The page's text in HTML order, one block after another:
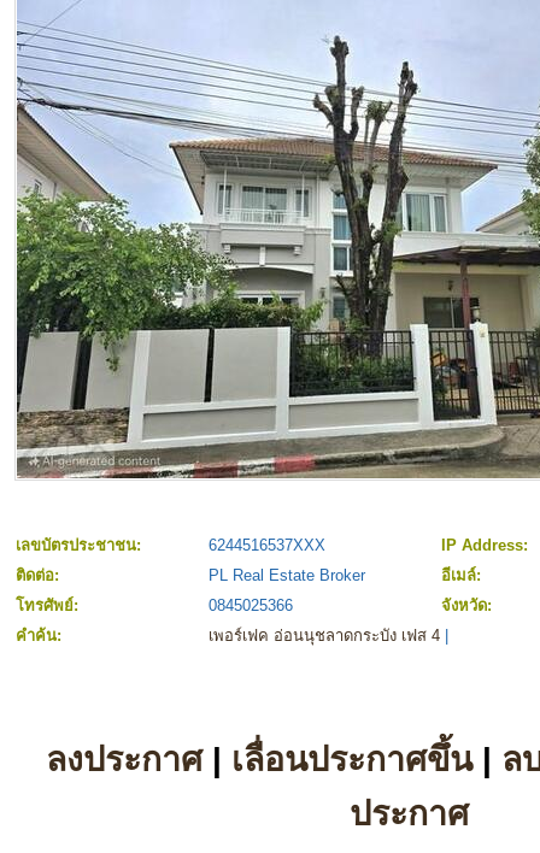
เลขบัตรประชาชน: 6244516537XXX
IP Address:
ติดต่อ:
PL Real Estate Broker
อีเมล์:
โทรศัพย์:
0845025366
จังหวัด:
คำค้น:
เพอร์เฟค อ่อนนุชลาดกระบัง เฟส 4
ลงประกาศ| เลื่อนประกาศขึ้น| ล
ประกาศ